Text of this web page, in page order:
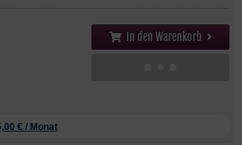
In den Warenkorb